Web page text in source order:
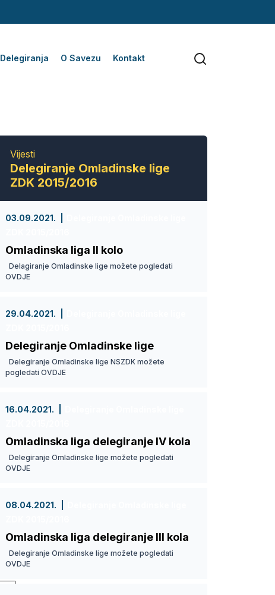
Delegiranja O Savezu Kontakt
Vijesti
Delegiranje Omladinske lige
ZDK 2015/2016
03.09.2021.
Omladinska liga II kolo
Delagiranje Omladinske lige možete pogledati
OVDJE
29.04.2021.
Delegiranje Omladinske lige
Delegiranje Omladinske lige NSZDK možete
pogledati OVDJE
16.04.2021.
Omladinska liga delegiranje IV kola
Delegiranje Omladinske lige možete pogledati
OVDJE
08.04.2021.
Omladinska liga delegiranje III kola
Delegiranje Omladinske lige možete pogledati
OVDJE